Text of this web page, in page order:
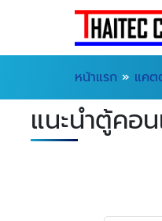
หน้าแรก » แคต
แนะนำตู้คอ